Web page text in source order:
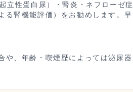
立性蛋白尿）・腎炎・ネフローゼ症
る腎機能評価）をお勧めします。早
や、年齢・喫煙歴によっては泌尿器